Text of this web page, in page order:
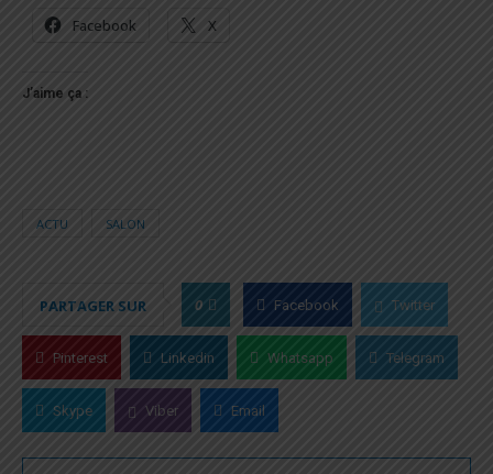
Facebook X
J’aime ça :
ACTU SALON
PARTAGER SUR 0 Facebook Twitter
Pinterest Linkedin Whatsapp Telegram
Skype Viber Email